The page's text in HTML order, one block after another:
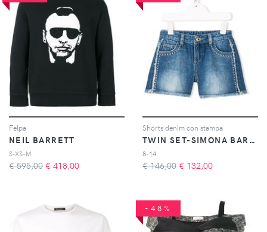
Felpa
NEIL BARRETT
S-XS-M
€ 595,00 € 418,00
Shorts denim con stampa
TWIN SET-SIMONA BARBIERI
8-14
€ 146,00 € 132,00
-48%